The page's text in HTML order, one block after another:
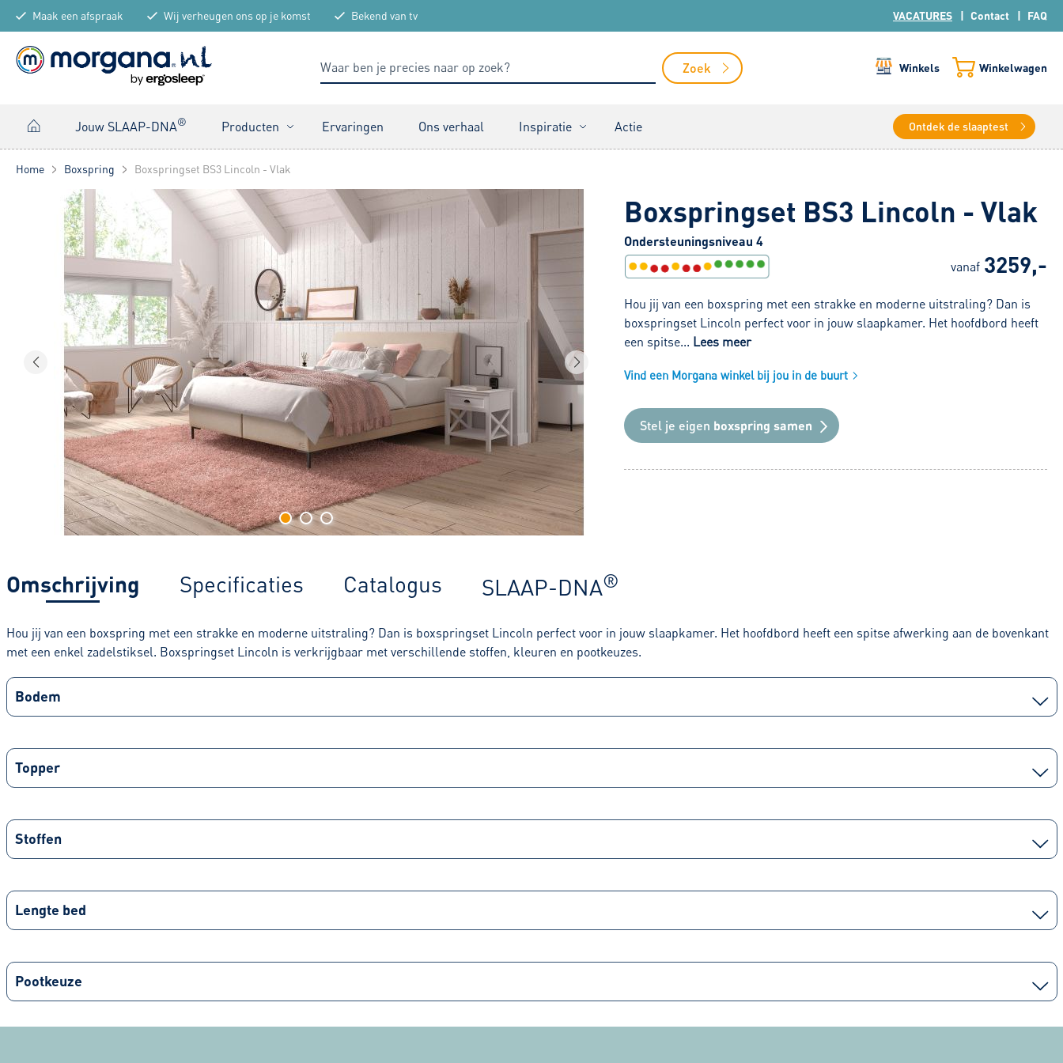
Maak een afspraak Wij verheugen ons op je komst Bekend van tv VACATURES Contact FAQ
Zoek Winkels Winkelwagen
Jouw SLAAP-DNA® Producten Ervaringen Ons verhaal Inspiratie Actie Ontdek de slaaptest
Home Boxspring Boxspringset BS3 Lincoln - Vlak
Boxspringset BS3 Lincoln - Vlak
Ondersteuningsniveau 4
vanaf 3259,-
Hou jij van een boxspring met een strakke en moderne uitstraling? Dan is
boxspringset Lincoln perfect voor in jouw slaapkamer. Het hoofdbord heeft
een spitse... Lees meer
Vind een Morgana winkel bij jou in de buurt
Stel je eigen boxspring samen
Omschrijving Specificaties Catalogus SLAAP-DNA®
Hou jij van een boxspring met een strakke en moderne uitstraling? Dan is boxspringset Lincoln perfect voor in jouw slaapkamer. Het hoofdbord heeft een spitse afwerking aan de bovenkant
met een enkel zadelstiksel. Boxspringset Lincoln is verkrijgbaar met verschillende stoffen, kleuren en pootkeuzes.
Bodem
Topper
Stoffen
Lengte bed
Pootkeuze